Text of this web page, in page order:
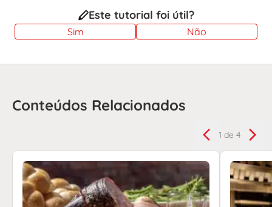
Este tutorial foi útil?
Sim Não
Conteúdos Relacionados
1 de 4